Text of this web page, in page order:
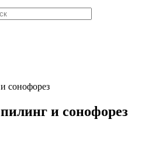
сонофорез
и сонофорез